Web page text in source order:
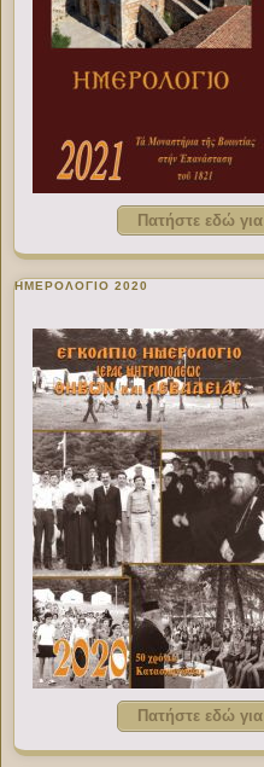
Πατήστε εδώ
ΗΜΕΡΟΛΟΓΙΟ 2020
Πατήστε εδώ